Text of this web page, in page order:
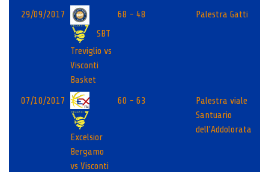
29/09/2017
SBT
Treviglio vs
Visconti
Basket
68 - 48 Palestra Gatti
07/10/2017
Excelsior
Bergamo
vs Visconti
60 - 63
Palestra viale
Santuario
dell'Addolorata